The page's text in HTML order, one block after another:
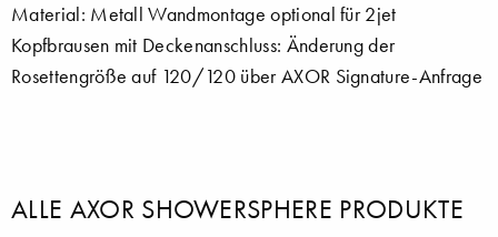
Material: Metall Wandmontage optional für 2jet
Kopfbrausen mit Deckenanschluss: Änderung der
Rosettengröße auf 120/120 über AXOR Signature-Anfrage
ALLE AXOR SHOWERSPHERE PRODUKTE